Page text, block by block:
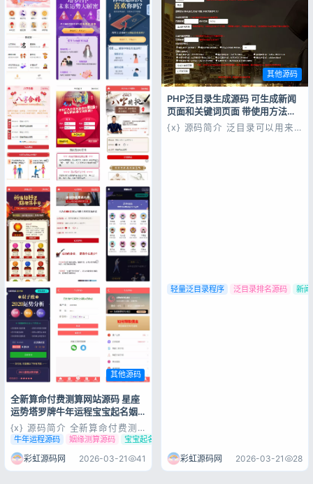
其他源码
全新算命付费测算网站源码 星座
运势塔罗牌牛年运程宝宝起名姻
缘系统 带安装说明
{x} 源码简介 全新算命付费测
算网站源码 星座运势塔罗牌牛
年运程宝宝起名姻缘等 内附安
装说明 {x} 源码展示 {x} 源码
下载 {cloud title="全新算命付
牛年运程源码 姻缘测算源码 宝宝起名源码
彩虹源码网 2026-03-21 41
其他源码
PHP泛目录生成源码 可生成新闻
页面和关键词页面 带使用方法视
频教程 助力网站收录排名
{x} 源码简介 泛目录可以用来
轻量泛目录程序 泛目录排名源码 新
彩虹源码网 2026-03-21 28